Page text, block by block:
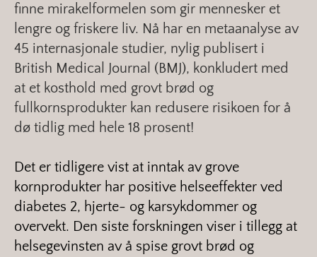
finne mirakelformelen som gir mennesker et
lengre og friskere liv. Nå har en metaanalyse av
45 internasjonale studier, nylig publisert i
British Medical Journal (BMJ), konkludert med
at et kosthold med grovt brød og
fullkornsprodukter kan redusere risikoen for å
dø tidlig med hele 18 prosent!
Det er tidligere vist at inntak av grove
kornprodukter har positive helseeffekter ved
diabetes 2, hjerte- og karsykdommer og
overvekt. Den siste forskningen viser i tillegg at
helsegevinsten av å spise grovt brød og